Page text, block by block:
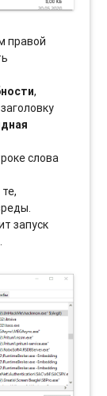
правой
,
слова
запуск